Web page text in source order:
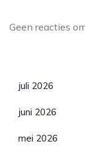
Geen reacties
juli 2026
juni 2026
mei 2026